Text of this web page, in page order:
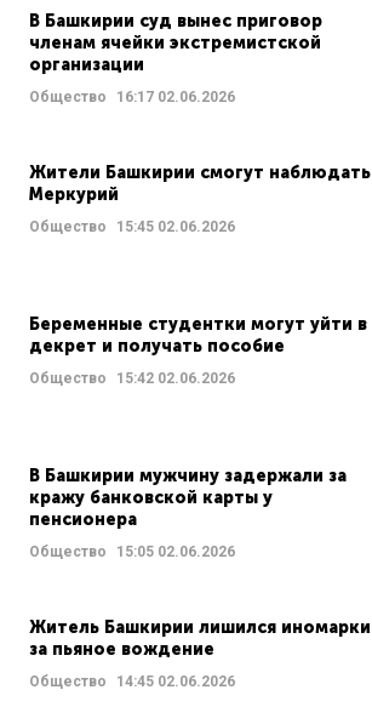
В Башкирии суд вынес приговор
членам ячейки экстремистской
организации
Общество 16:17 02.06.2026
Жители Башкирии смогут наблюдать
Меркурий
Общество 15:45 02.06.2026
Беременные студентки могут уйти в
декрет и получать пособие
Общество 15:42 02.06.2026
В Башкирии мужчину задержали за
кражу банковской карты у
пенсионера
Общество 15:05 02.06.2026
Житель Башкирии лишился иномарки
за пьяное вождение
Общество 14:45 02.06.2026